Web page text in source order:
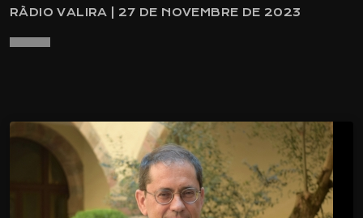
RÀDIO VALIRA | 27 DE NOVEMBRE DE 2023